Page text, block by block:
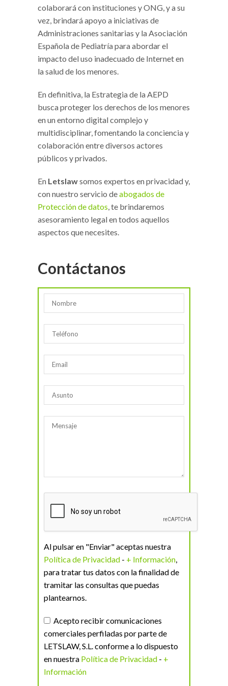
colaborará con instituciones y ONG, y a su
vez, brindará apoyo a iniciativas de
Administraciones sanitarias y la Asociación
Española de Pediatría para abordar el
impacto del uso inadecuado de Internet en
la salud de los menores.
En definitiva, la Estrategia de la AEPD
busca proteger los derechos de los menores
en un entorno digital complejo y
multidisciplinar, fomentando la conciencia y
colaboración entre diversos actores
públicos y privados.
En Letslawsomos expertos en privacidad y,
con nuestro servicio deabogados de
Protección de datos, te brindaremos
asesoramiento legal en todos aquellos
aspectos que necesites.
Contáctanos
Al pulsar en "Enviar" aceptas nuestra
Política de Privacidad - + Información,
para tratar tus datos con la finalidad de
tramitar las consultas que puedas
plantearnos.
Acepto recibir comunicaciones
comerciales perfiladas por parte de
LETSLAW, S.L. conforme a lo dispuesto
en nuestra Política de Privacidad - +
Información